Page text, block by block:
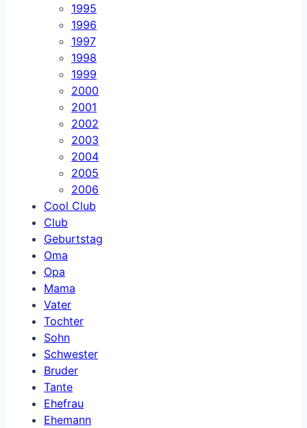
1995
1996
1997
1998
1999
2000
2001
2002
2003
2004
2005
2006
Cool Club
Club
Geburtstag
Oma
Opa
Mama
Vater
Tochter
Sohn
Schwester
Bruder
Tante
Ehefrau
Ehemann